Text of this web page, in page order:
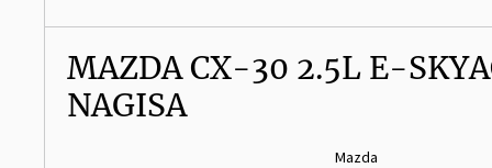
MAZDA CX-30 2.5L E-
NAGISA
Mazda